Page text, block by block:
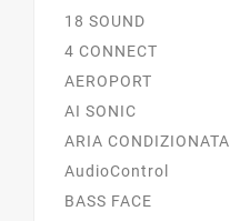
18 SOUND
4 CONNECT
AEROPORT
AI SONIC
ARIA CONDIZIONATA
AudioControl
BASS FACE